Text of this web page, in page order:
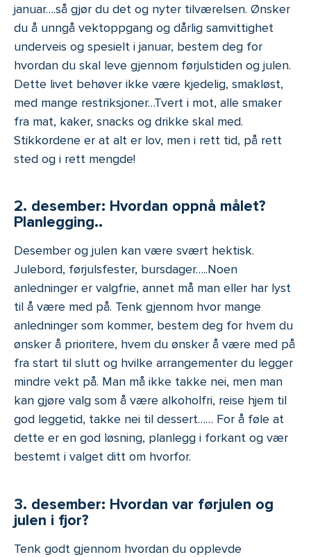
januar….så gjør du det og nyter tilværelsen. Ønsker
du å unngå vektoppgang og dårlig samvittighet
underveis og spesielt i januar, bestem deg for
hvordan du skal leve gjennom førjulstiden og julen.
Dette livet behøver ikke være kjedelig, smakløst,
med mange restriksjoner…Tvert i mot, alle smaker
fra mat, kaker, snacks og drikke skal med.
Stikkordene er at alt er lov, men i rett tid, på rett
sted og i rett mengde!
2. desember: Hvordan oppnå målet?
Planlegging..
Desember og julen kan være svært hektisk.
Julebord, førjulsfester, bursdager…..Noen
anledninger er valgfrie, annet må man eller har lyst
til å være med på. Tenk gjennom hvor mange
anledninger som kommer, bestem deg for hvem du
ønsker å prioritere, hvem du ønsker å være med på
fra start til slutt og hvilke arrangementer du legger
mindre vekt på. Man må ikke takke nei, men man
kan gjøre valg som å være alkoholfri, reise hjem til
god leggetid, takke nei til dessert…… For å føle at
dette er en god løsning, planlegg i forkant og vær
bestemt i valget ditt om hvorfor.
3. desember: Hvordan var førjulen og
julen i fjor?
Tenk godt gjennom hvordan du opplevde